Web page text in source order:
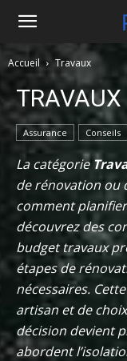
Projet
à
maison
Accueil Travaux
TRAVAUX
Assurance Conseils
La catégorie
de rénovation ou
comment
découvrez des
budget travaux
étapes de
nécessaires.
artisan et de
décision devient
abordent